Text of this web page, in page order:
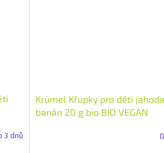
3 dnů
Krümel Křupky pro děti
banán 20 g bio BIO VEGAN